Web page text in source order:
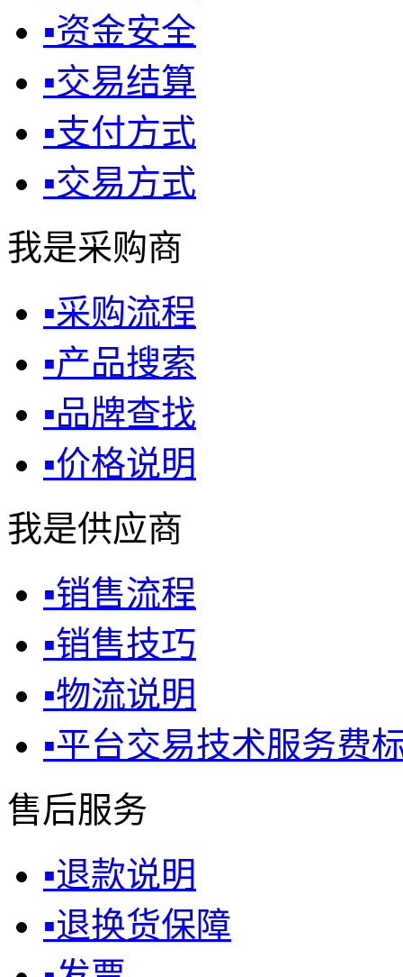
▪资金安全
▪交易结算
▪支付方式
▪交易方式
我是采购商
▪采购流程
▪产品搜索
▪品牌查找
▪价格说明
我是供应商
▪销售流程
▪销售技巧
▪物流说明
▪平台交易技术服务费
售后服务
▪退款说明
▪退换货保障